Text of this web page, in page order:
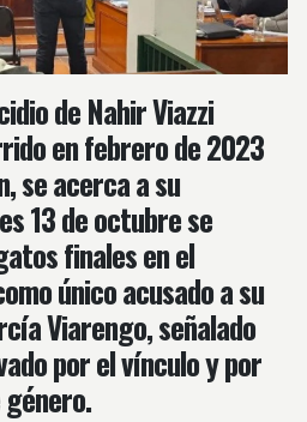
de Nahir Viazzi
en febrero de 2023
se acerca a su
13 de octubre se
finales en el
único acusado a su
Viarengo, señalado
por el vínculo y por